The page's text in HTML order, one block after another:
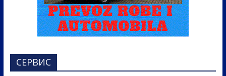
СЕРВИС